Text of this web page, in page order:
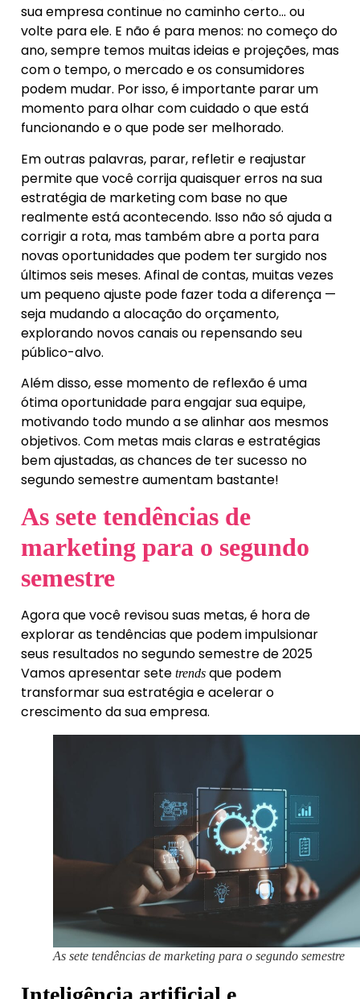
sua empresa continue no caminho certo… ou
volte para ele. E não é para menos: no começo do
ano, sempre temos muitas ideias e projeções, mas
com o tempo, o mercado e os consumidores
podem mudar. Por isso, é importante parar um
momento para olhar com cuidado o que está
funcionando e o que pode ser melhorado.
Em outras palavras, parar, refletir e reajustar
permite que você corrija quaisquer erros na sua
estratégia de marketing com base no que
realmente está acontecendo. Isso não só ajuda a
corrigir a rota, mas também abre a porta para
novas oportunidades que podem ter surgido nos
últimos seis meses. Afinal de contas, muitas vezes
um pequeno ajuste pode fazer toda a diferença —
seja mudando a alocação do orçamento,
explorando novos canais ou repensando seu
público-alvo.
Além disso, esse momento de reflexão é uma
ótima oportunidade para engajar sua equipe,
motivando todo mundo a se alinhar aos mesmos
objetivos. Com metas mais claras e estratégias
bem ajustadas, as chances de ter sucesso no
segundo semestre aumentam bastante!
As sete tendências de
marketing para o segundo
semestre
Agora que você revisou suas metas, é hora de
explorar as tendências que podem impulsionar
seus resultados no segundo semestre de 2025
Vamos apresentar sete trends que podem
transformar sua estratégia e acelerar o
crescimento da sua empresa.
As sete tendências de marketing para o segundo semestre